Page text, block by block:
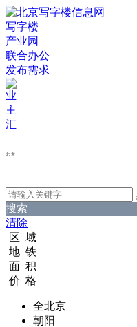
写字楼
产业园
联合办公
发布需求
北 京
搜索
清除
区 域
地 铁
面 积
价 格
全北京
朝阳